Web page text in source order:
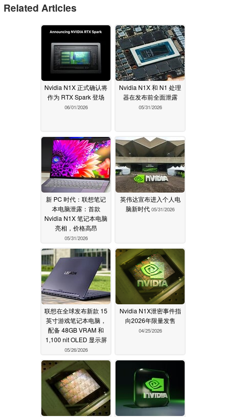
Related Articles
Nvidia N1X 正式确认将
作为 RTX Spark 登场
06/01/2026
Nvidia N1X 和 N1 处理
器在发布前全面泄露
05/31/2026
新 PC 时代：联想笔记
本电脑泄露：首款
Nvidia N1X 笔记本电脑
亮相，价格高昂
05/31/2026
英伟达宣布进入个人电
脑新时代 05/31/2026
联想在全球发布新款 15
英寸游戏笔记本电脑，
配备 48GB VRAM 和
1,100 nit OLED 显示屏
05/26/2026
Nvidia N1X泄密事件指
向2026年限量发售
04/25/2026